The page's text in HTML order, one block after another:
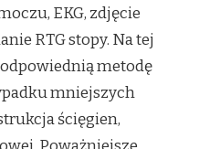
EKG, zdjęcie
RTG stopy. Na tej
metodę
mniejszych
ścięgien,